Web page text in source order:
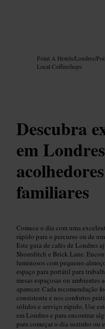
Point A Hotels/Londres/
Local Coffeeshops
Descubra
em
familiares
Comece o dia com uma
rápido para o percurso ou de
Este guia de cafés de Londres
Shoreditch e Brick Lane.
luminosos com pequeno-
espaço para portátil para
mesas espaçosas ou
aparecer. Cada recomendação
consistente e nos confortos
sólidos e serviço rápido. Use
em Londres e para encontrar
para começar o dia sozinho ou